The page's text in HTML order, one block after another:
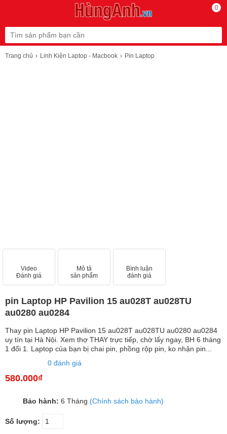
0
Trang chủ Linh Kiện Laptop - Macbook Pin Laptop
Video
Đánh giá
Mô tả
sản phẩm
Bình luận
đánh giá
pin Laptop HP Pavilion 15 au028T au028TU
au0280 au0284
Thay pin Laptop HP Pavilion 15 au028T au028TU au0280 au0284
uy tín tại Hà Nội. Xem thợ THAY trực tiếp, chờ lấy ngay, BH 6 tháng
1 đổi 1. Laptop của bạn bị chai pin, phồng rộp pin, ko nhận pin...
0 đánh giá
580.000₫
Bảo hành: 6 Tháng (Chính sách bảo hành)
Số lượng: